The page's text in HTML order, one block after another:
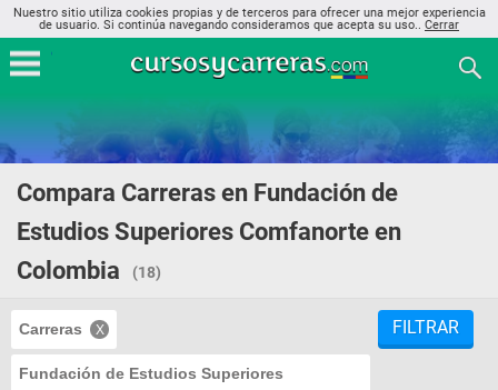
Nuestro sitio utiliza cookies propias y de terceros para ofrecer una mejor experiencia
de usuario. Si continúa navegando consideramos que acepta su uso.. Cerrar
Compara Carreras en Fundación de
Estudios Superiores Comfanorte en
Colombia
(18)
Carreras
Fundación de Estudios Superiores
FILTRAR